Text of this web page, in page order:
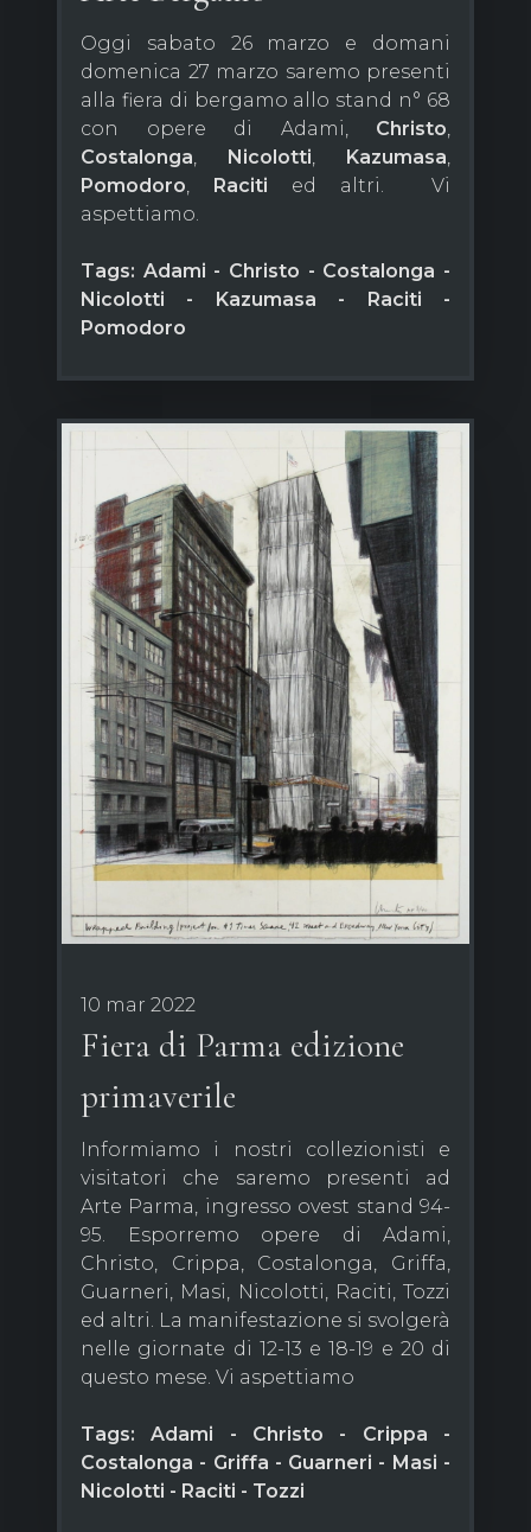
Oggi sabato 26 marzo e domani
domenica 27 marzo saremo presenti
alla fiera di bergamo allo stand n° 68
con opere di Adami, Christo,
Costalonga, Nicolotti, Kazumasa,
Pomodoro, Raciti ed altri. Vi
aspettiamo.
Tags: Adami - Christo - Costalonga -
Nicolotti - Kazumasa - Raciti -
Pomodoro
10 mar 2022
Fiera di Parma edizione
primaverile
Informiamo i nostri collezionisti e
visitatori che saremo presenti ad
Arte Parma, ingresso ovest stand 94-
95. Esporremo opere di Adami,
Christo, Crippa, Costalonga, Griffa,
Guarneri, Masi, Nicolotti, Raciti, Tozzi
ed altri. La manifestazione si svolgerà
nelle giornate di 12-13 e 18-19 e 20 di
questo mese. Vi aspettiamo
Tags: Adami - Christo - Crippa -
Costalonga - Griffa - Guarneri - Masi -
Nicolotti - Raciti - Tozzi